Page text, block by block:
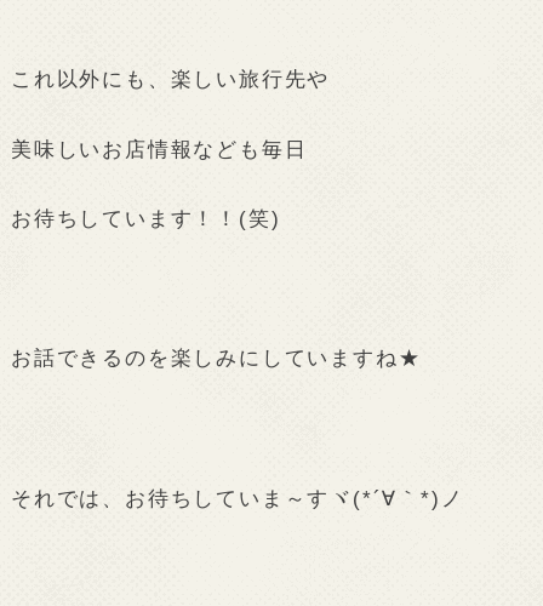
これ以外にも、楽しい旅行先や
美味しいお店情報なども毎日
お待ちしています！！(笑)
お話できるのを楽しみにしていますね★
それでは、お待ちしていま～すヾ(*´∀｀*)ノ